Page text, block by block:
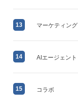
13 マーケティング
14 AIエージェント
15 コラボ